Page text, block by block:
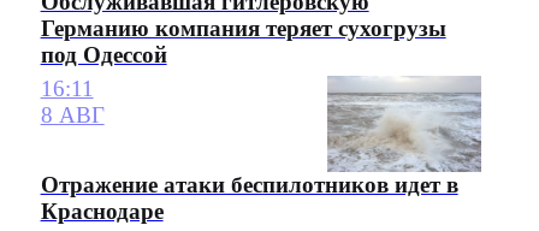
Германию компания теряет сухогрузы
под Одессой
16:11
8 АВГ
Отражение атаки беспилотников идет в
Краснодаре